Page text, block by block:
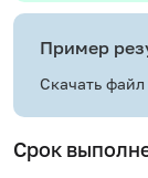
Пример
Скачать файл
Срок